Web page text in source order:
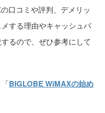
口コミや評判、デメリッ
する理由やキャッシュバ
るので、ぜひ参考にして
BIGLOBE WiMAXの始め